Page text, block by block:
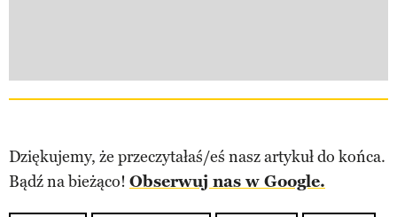
Dziękujemy, że przeczytałaś/eś nasz artykuł do końca.
Bądź na bieżąco! Obserwuj nas w Google.